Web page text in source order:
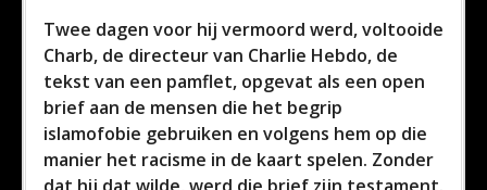
Twee dagen voor hij vermoord werd, voltooide
Charb, de directeur van Charlie Hebdo, de
tekst van een pamflet, opgevat als een open
brief aan de mensen die het begrip
islamofobie gebruiken en volgens hem op die
manier het racisme in de kaart spelen. Zonder